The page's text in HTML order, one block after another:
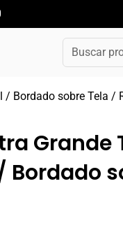
Buscar
Bordado sobre Tela /
Grande
Bordado